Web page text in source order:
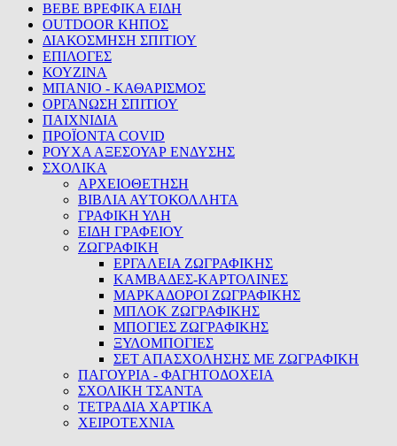
BEBE ΒΡΕΦΙΚΑ ΕΙΔΗ
OUTDOOR ΚΗΠΟΣ
ΔΙΑΚΟΣΜΗΣΗ ΣΠΙΤΙΟΥ
ΕΠΙΛΟΓΕΣ
ΚΟΥΖΙΝΑ
ΜΠΑΝΙΟ - ΚΑΘΑΡΙΣΜΟΣ
ΟΡΓΑΝΩΣΗ ΣΠΙΤΙΟΥ
ΠΑΙΧΝΙΔΙΑ
ΠΡΟΪΟΝΤΑ COVID
ΡΟΥΧΑ ΑΞΕΣΟΥΑΡ ΕΝΔΥΣΗΣ
ΣΧΟΛΙΚΑ
ΑΡΧΕΙΟΘΕΤΗΣΗ
ΒΙΒΛΙΑ ΑΥΤΟΚΟΛΛΗΤΑ
ΓΡΑΦΙΚΗ ΥΛΗ
ΕΙΔΗ ΓΡΑΦΕΙΟΥ
ΖΩΓΡΑΦΙΚΗ
ΕΡΓΑΛΕΙΑ ΖΩΓΡΑΦΙΚΗΣ
ΚΑΜΒΑΔΕΣ-ΚΑΡΤΟΛΙΝΕΣ
ΜΑΡΚΑΔΟΡΟΙ ΖΩΓΡΑΦΙΚΗΣ
ΜΠΛΟΚ ΖΩΓΡΑΦΙΚΗΣ
ΜΠΟΓΙΕΣ ΖΩΓΡΑΦΙΚΗΣ
ΞΥΛΟΜΠΟΓΙΕΣ
ΣΕΤ ΑΠΑΣΧΟΛΗΣΗΣ ΜΕ ΖΩΓΡΑΦΙΚΗ
ΠΑΓΟΥΡΙΑ - ΦΑΓΗΤΟΔΟΧΕΙΑ
ΣΧΟΛΙΚΗ ΤΣΑΝΤΑ
ΤΕΤΡΑΔΙΑ ΧΑΡΤΙΚΑ
ΧΕΙΡΟΤΕΧΝΙΑ